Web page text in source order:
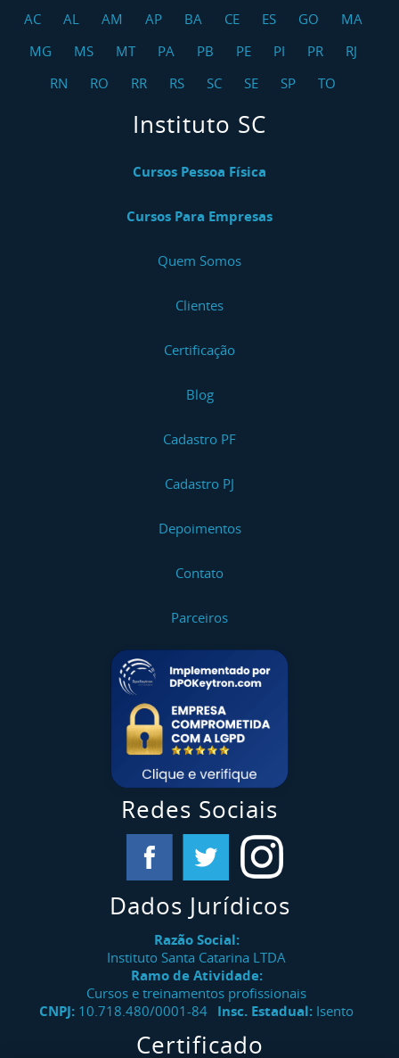
AC AL AM AP BA CE ES GO
MA
MG
MS MT PA PB PE PI PR
RJ
RN
RO RR RS SC SE SP TO
Instituto SC
Cursos Pessoa Física
Cursos Para Empresas
Quem Somos
Clientes
Certificação
Blog
Cadastro PF
Cadastro PJ
Depoimentos
Contato
Parceiros
Redes Sociais
Dados Jurídicos
Razão Social:
Instituto Santa Catarina LTDA
Ramo de Atividade:
Cursos e treinamentos profissionais
CNPJ: 10.718.480/0001-84 Insc. Estadual: Isento
Certificado